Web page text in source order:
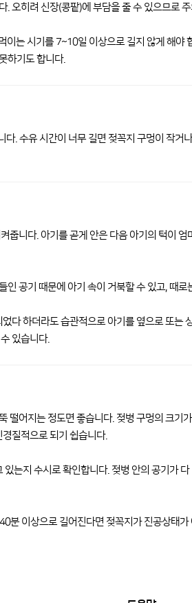
. 오히려 신장(콩팥)에 부담을 줄 수 있으므로
이는 시기를 7~10일 이상으로 길지 않게 해야
하기도 합니다.
. 수유 시간이 너무 길면 젖꼭지 구멍이 작거
줍니다. 아기를 곧게 안은 다음 아기의 턱이
인 공기 때문에 아기 속이 거북할 수 있고, 때
다 하더라도 습관적으로 아기를 옆으로 또는
있습니다.
떨어지는 정도면 좋습니다. 젖병 구멍의 크기
질적으로 되기 쉽습니다.
는지 수시로 확인합니다. 젖병 안의 공기가
분 이상으로 길어진다면 젖꼭지가 진공상태